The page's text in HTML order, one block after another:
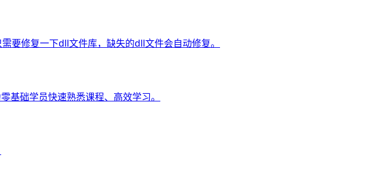
要修复一下dll文件库，缺失的dll文件会自动修复。
基础学员快速熟悉课程、高效学习。